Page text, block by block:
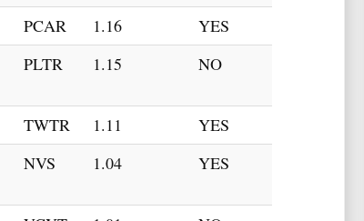
PCAR 1.16
YES
PLTR 1.15 NO
TWTR 1.11
YES
NVS 1.04 YES